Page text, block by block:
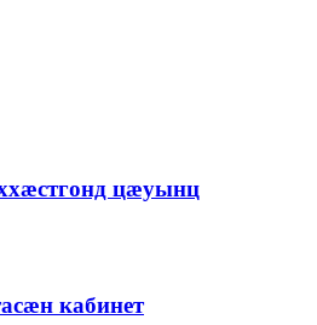
цæуынц
кабинет